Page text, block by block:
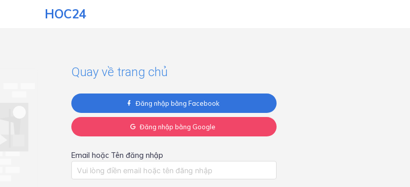
HOC24
Quay về trang chủ
Đăng nhập bằng Facebook
Đăng nhập bằng Google
Email hoặc Tên đăng nhập